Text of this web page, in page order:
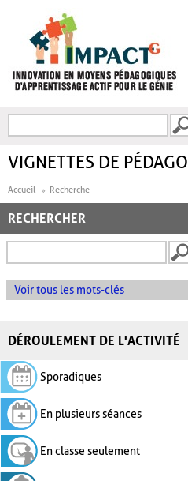
FORMULAIRE DE
VIGNETTES DE
Accueil Recherche
RECHERCHER
Voir tous les mots-clés
DÉROULEMENT DE L'ACTIVITÉ
Sporadiques
En plusieurs séances
En classe seulement